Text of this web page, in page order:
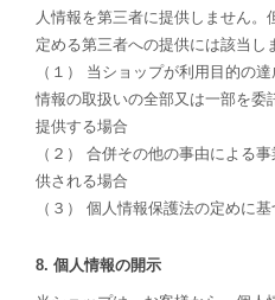
人情報を第三者に提供しません。
定める第三者への提供には該当し
（１） 当ショップが利用目的の
情報の取扱いの全部又は一部を委
提供する場合
（２） 合併その他の事由による
供される場合
（３） 個人情報保護法の定めに
8. 個人情報の開示